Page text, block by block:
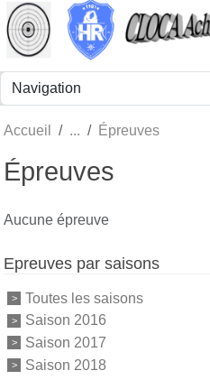
Accueil Épreuves
Épreuves
Aucune épreuve
Epreuves par saisons
Toutes les saisons
Saison 2016
Saison 2017
Saison 2018
Panneau de gestion des cookies